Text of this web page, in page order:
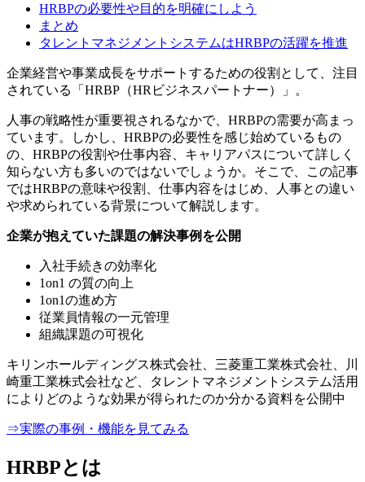
HRBPの必要性や目的を明確にしよう
まとめ
タレントマネジメントシステムはHRBPの活躍を推進
企業経営や事業成長をサポートするための役割として、注目
されている「HRBP（HRビジネスパートナー）」。
人事の戦略性が重要視されるなかで、HRBPの需要が高まっ
ています。しかし、HRBPの必要性を感じ始めているもの
の、HRBPの役割や仕事内容、キャリアパスについて詳しく
知らない方も多いのではないでしょうか。そこで、この記事
ではHRBPの意味や役割、仕事内容をはじめ、人事との違い
や求められている背景について解説します。
企業が抱えていた課題の解決事例を公開
入社手続きの効率化
1on1 の質の向上
1on1の進め方
従業員情報の一元管理
組織課題の可視化
キリンホールディングス株式会社、三菱重工業株式会社、川
崎重工業株式会社など、タレントマネジメントシステム活用
によりどのような効果が得られたのか分かる資料を公開中
⇒実際の事例・機能を見てみる
HRBPとは